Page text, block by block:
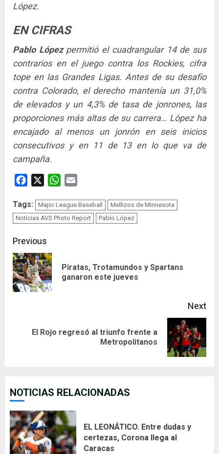
López.
EN CIFRAS
Pablo Lópezpermitió el cuadrangular 14 de sus
contrarios en el juego contra los Rockies, cifra
tope en las Grandes Ligas. Antes de su desafío
contra Colorado, el derecho mantenía un 31,0%
de elevados y un 4,3% de tasa de jonrones, las
proporciones más altas de su carrera… López ha
encajado al menos un jonrón en seis inicios
consecutivos y en 11 de 13 en lo que va de
campaña.
Facebook WhatsApp
Tags: Major League Baseball
Mellizos de Minnesota
Noticias AVS Photo Report
Pablo López
Continue
Reading
Previous
Piratas, Trotamundos y Spartans
ganaron este jueves
Next
El Rojo regresó al triunfo frente a
Metropolitanos
NOTICIAS RELACIONADAS
EL LEONÁTICO. Entre dudas y
certezas, Corona llega al
Caracas